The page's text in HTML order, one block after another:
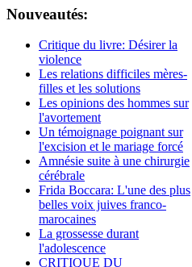
Nouveautés:
Critique du livre: Désirer la
violence
Les relations difficiles mères-
filles et les solutions
Les opinions des hommes sur
l'avortement
Un témoignage poignant sur
l'excision et le mariage forcé
Amnésie suite à une chirurgie
cérébrale
Frida Boccara: L'une des plus
belles voix juives franco-
marocaines
La grossesse durant
l'adolescence
CRITIQUE DU